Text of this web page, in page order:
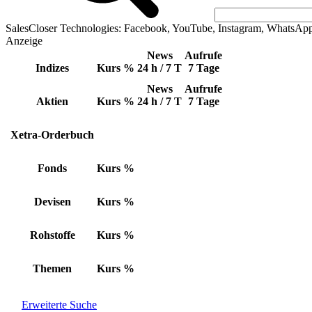
SalesCloser Technologies: Facebook, YouTube, Instagram,
Anzeige
Indizes Kurs %
News
24 h / 7 T
Aufrufe
7 Tage
Aktien Kurs %
News
24 h / 7 T
Aufrufe
7 Tage
Xetra-Orderbuch
Fonds Kurs %
Devisen Kurs %
Rohstoffe Kurs %
Themen Kurs %
Erweiterte Suche